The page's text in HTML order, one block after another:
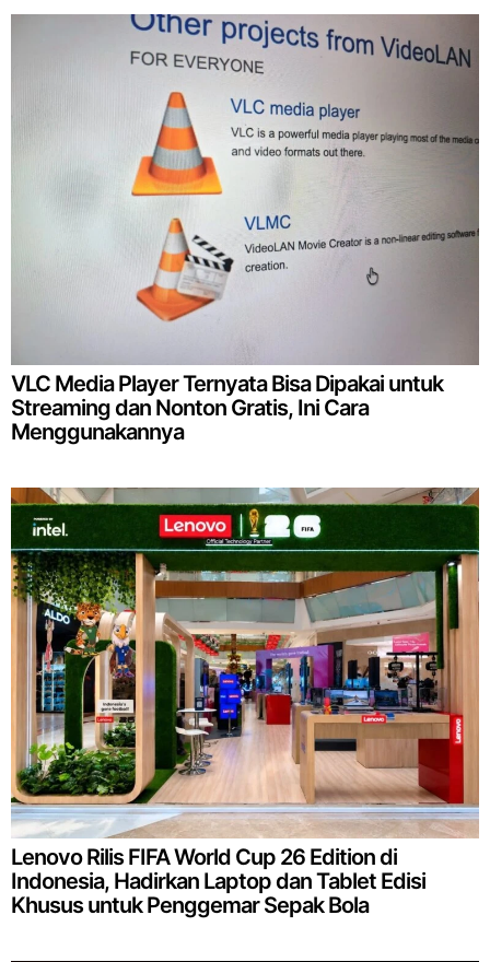
VLC Media Player Ternyata Bisa Dipakai untuk
Streaming dan Nonton Gratis, Ini Cara
Menggunakannya
Lenovo Rilis FIFA World Cup 26 Edition di
Indonesia, Hadirkan Laptop dan Tablet Edisi
Khusus untuk Penggemar Sepak Bola